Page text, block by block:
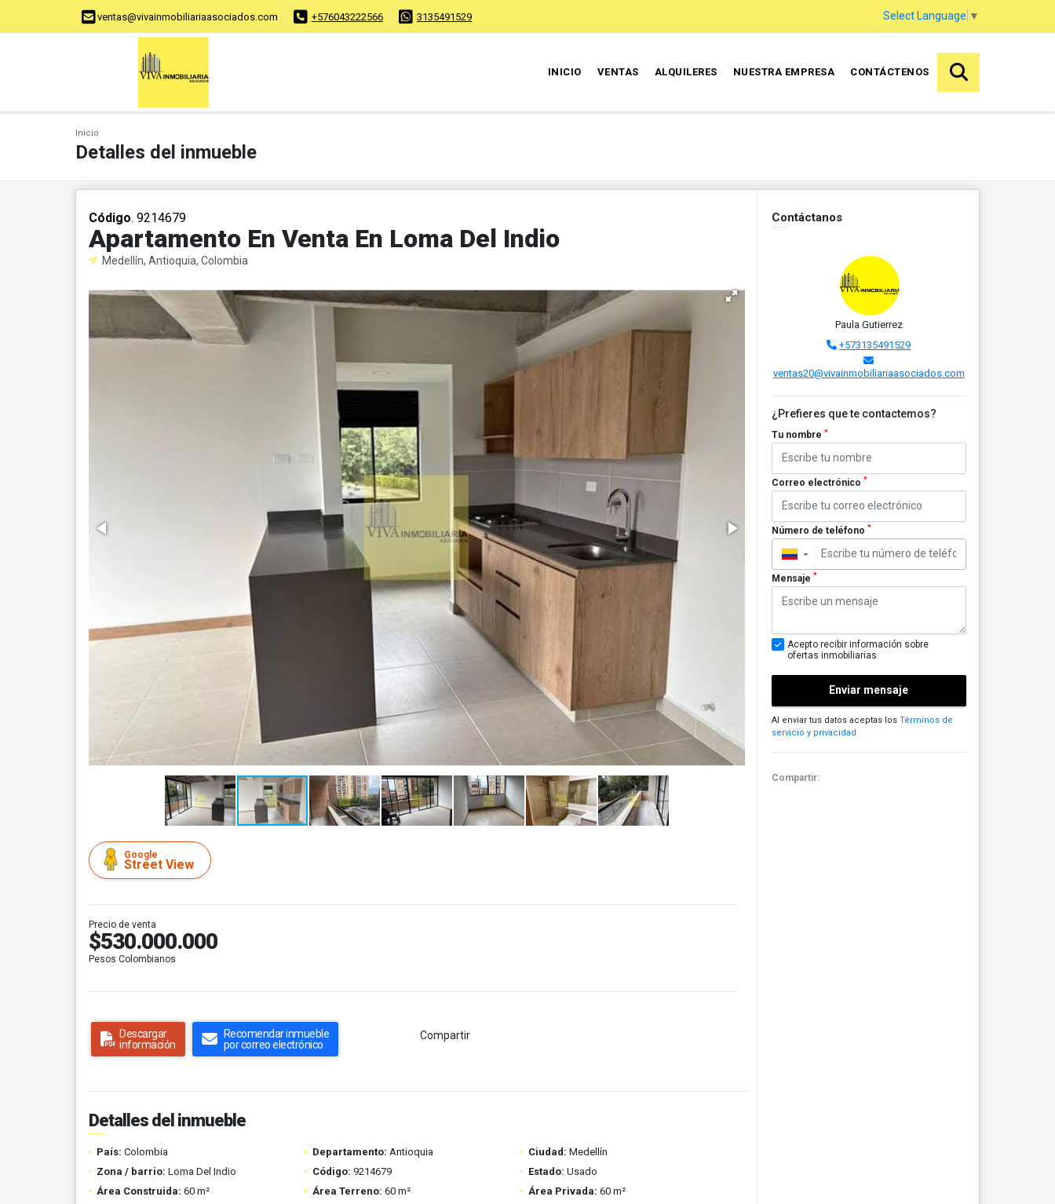
ventas@vivainmobiliariaasociados.com +576043222566 3135491529 Select Language ▼
INICIO VENTAS ALQUILERES NUESTRA EMPRESA CONTÁCTENOS
Inicio
Detalles del inmueble
Código. 9214679
Apartamento En Venta En Loma Del Indio
Medellín, Antioquia, Colombia
Google
Street View
Precio de venta
$530.000.000
Pesos Colombianos
Descargar
información
Recomendar inmueble
por correo electrónico
Compartir
Detalles del inmueble
País: Colombia Departamento: Antioquia Ciudad: Medellín
Zona / barrio: Loma Del Indio Código: 9214679 Estado: Usado
Área Construida: 60 m² Área Terreno: 60 m² Área Privada: 60 m²
Contáctanos
Paula Gutierrez
+573135491529
ventas20@vivainmobiliariaasociados.com
¿Prefieres que te contactemos?
Tu nombre *
Correo electrónico *
Número de teléfono *
▼
Mensaje *
Acepto recibir información sobre
ofertas inmobiliarias
Enviar mensaje
Al enviar tus datos aceptas los Términos de
servicio y privacidad
Compartir: